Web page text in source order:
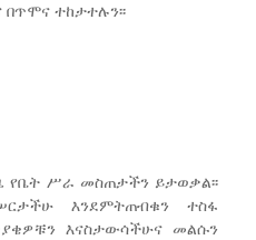
ተከታተሉን፡፡
የቤት ሥራ መስጠታችን ይታወቃል፡፡
እንደምትጠብቁን ተስፋ
እናስታውሳችሁና መልሱን